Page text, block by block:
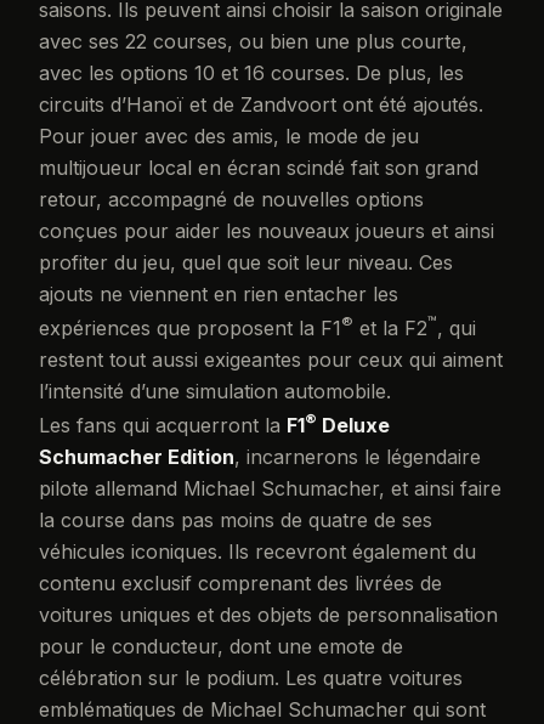
saisons. Ils peuvent ainsi choisir la saison originale
avec ses 22 courses, ou bien une plus courte,
avec les options 10 et 16 courses. De plus, les
circuits d’Hanoï et de Zandvoort ont été ajoutés.
Pour jouer avec des amis, le mode de jeu
multijoueur local en écran scindé fait son grand
retour, accompagné de nouvelles options
conçues pour aider les nouveaux joueurs et ainsi
profiter du jeu, quel que soit leur niveau. Ces
ajouts ne viennent en rien entacher les
expériences que proposent la F1® et la F2™, qui
restent tout aussi exigeantes pour ceux qui aiment
l’intensité d’une simulation automobile.
Les fans qui acquerront la F1® Deluxe
Schumacher Edition, incarnerons le légendaire
pilote allemand Michael Schumacher, et ainsi faire
la course dans pas moins de quatre de ses
véhicules iconiques. Ils recevront également du
contenu exclusif comprenant des livrées de
voitures uniques et des objets de personnalisation
pour le conducteur, dont une emote de
célébration sur le podium. Les quatre voitures
emblématiques de Michael Schumacher qui sont